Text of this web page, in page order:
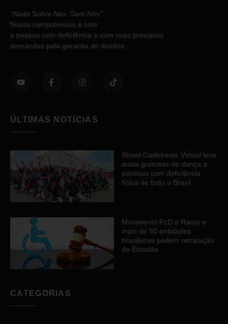
“Nada Sobre Nós. Sem Nós”
Nosso compromisso é com
a pessoa com deficiência e com suas principais
demandas pela garantia de direitos.
ÚLTIMAS NOTÍCIAS
Street Cadeirante Virtual leva
aulas gratuitas de dança a
pessoas com deficiência
física de todo o Brasil
Movimento PcD e Raros e
mais de 50 entidades
brasileiras pedem retratação
do Estadão
CATEGORIAS